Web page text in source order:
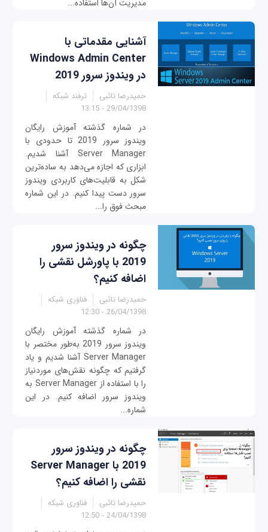
مدیریت آن‌ها استفاده...
آشنایی مقدماتی با
Windows Admin Center
در ویندوز سرور 2019
حمیدرضا تائبی
ترفند شبکه
29/04/1398 - 13:15
در شماره گذشته آموزش رایگان
ویندوز سرور 2019 تا حدودی با
Server Manager آشنا شدیم.
ابزاری که اجازه می‌دهد به ساده‌ترین
شکل به قابلیت‌های کاربردی ویندوز
سرور دست پیدا کنیم. در این شماره
مبحث فوق را...
چگونه در ویندوز سرور
2019 با پاورشل نقشی را
اضافه کنیم؟
حمیدرضا تائبی
فناوری شبکه
26/04/1398 - 12:30
در شماره گذشته آموزش رایگان
ویندوز سرور 2019 به‌طور مختصر با
Server Manager آشنا شدیم و یاد
گرفتیم که چگونه نقش‌های موردنیاز
را با استفاده از Server Manager به
ویندوز سرور اضافه کنیم. در این
شماره...
چگونه در ویندوز سرور
2019 با Server Manager
نقشی را اضافه کنیم؟
حمیدرضا تائبی
فناوری شبکه
24/04/1398 - 12:50